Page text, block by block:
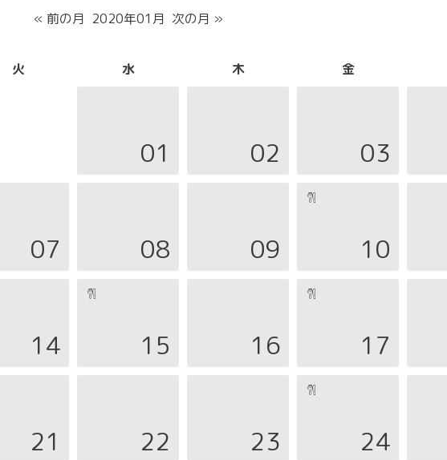
« 前の月 2020年01月 次の月 »
火 水 木 金
01 02 03
07 08 09 10
14 15 16 17
21 22 23 24